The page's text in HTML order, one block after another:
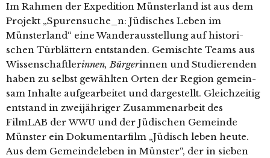
Im Rahmen der Expedition Münsterland ist aus dem
Projekt „Spurensuche_n: Jüdisches Leben im
Münsterland“ eine Wanderausstellung auf his­to­ri­
schen Türblättern ent­stan­den. Gemischte Teams aus
Wissenschaftlerinnen, Bürgerinnen und Studierenden
haben zu selbst gewähl­ten Orten der Region gemein­
sam Inhalte auf­ge­ar­bei­tet und dar­ge­stellt. Gleichzeitig
ent­stand in zwei­jäh­ri­ger Zusammenarbeit des
FilmLAB derWWU und der Jüdischen Gemeinde
Münster ein Dokumentarfilm „Jüdisch leben heu­te.
Aus dem Gemeindeleben in Münster“, der in sie­ben